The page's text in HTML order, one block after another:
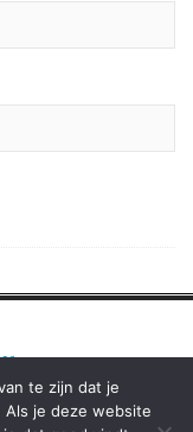
te zijn dat je
Als je deze website